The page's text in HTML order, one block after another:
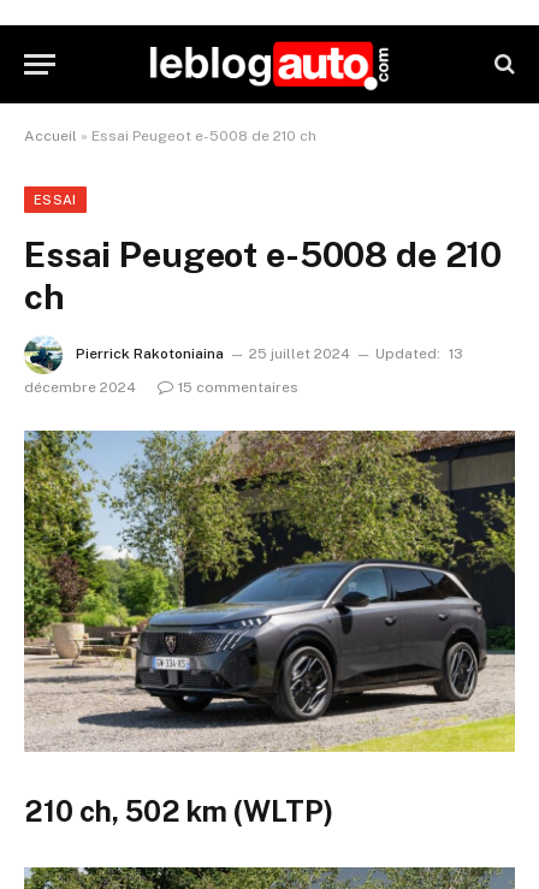
Accueil » Essai Peugeot e-5008 de 210 ch
ESSAI
Essai Peugeot e-5008 de 210
ch
Pierrick Rakotoniaina 25 juillet 2024 Updated: 13
décembre 2024
15 commentaires
210 ch, 502 km (WLTP)